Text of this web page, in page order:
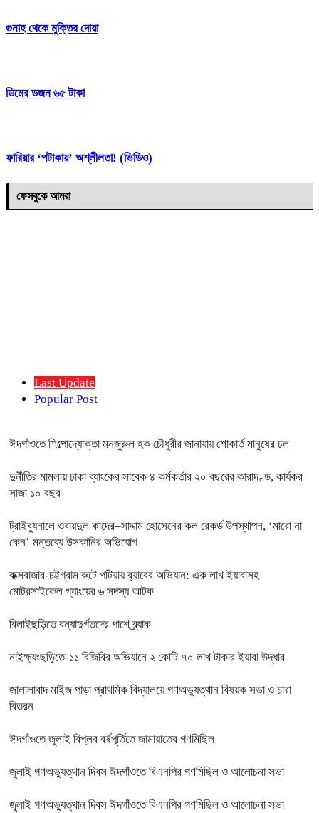
গুনাহ থেকে মুক্তির দোয়া
ডিমের ডজন ৬৫ টাকা
ফারিয়ার ‘পটাকায়’ অশ্লীলতা! (ভিডিও)
ফেসবুকে আমরা
Last Update
Popular Post
ঈদগাঁওতে শিল্পোদ্যোক্তা মনজুরুল হক চৌধুরীর জানাযায় শোকার্ত মানুষের ঢল
দুর্নীতির মামলায় ঢাকা ব্যাংকের সাবেক ৪ কর্মকর্তার ২০ বছরের কারাদণ্ড, কার্যকর
সাজা ১০ বছর
ট্রাইব্যুনালে ওবায়দুল কাদের–সাদ্দাম হোসেনের কল রেকর্ড উপস্থাপন, ‘মারো না
কেন’ মন্তব্যে উসকানির অভিযোগ
কক্সবাজার-চট্টগ্রাম রুটে পটিয়ায় র‍্যাবের অভিযান: এক লাখ ইয়াবাসহ
মোটরসাইকেল গ্যাংয়ের ৬ সদস্য আটক
বিলাইছড়িতে বন্যাদুর্গতদের পাশে ব্র্যাক
নাইক্ষ্যংছড়িতে-১১ বিজিবির অভিযানে ২ কোটি ৭০ লাখ টাকার ইয়াবা উদ্ধার
জালালাবাদ মাইজ পাড়া প্রাথমিক বিদ্যালয়ে গণঅভ্যুত্থান বিষয়ক সভা ও চারা
বিতরন
ঈদগাঁওতে জুলাই বিপ্লব বর্ষপূর্তিতে জামায়াতের গণমিছিল
জুলাই গণঅভ্যুত্থান দিবস ঈদগাঁওতে বিএনপির গণমিছিল ও আলোচনা সভা
জুলাই গণঅভ্যুত্থান দিবস ঈদগাঁওতে বিএনপির গণমিছিল ও আলোচনা সভা